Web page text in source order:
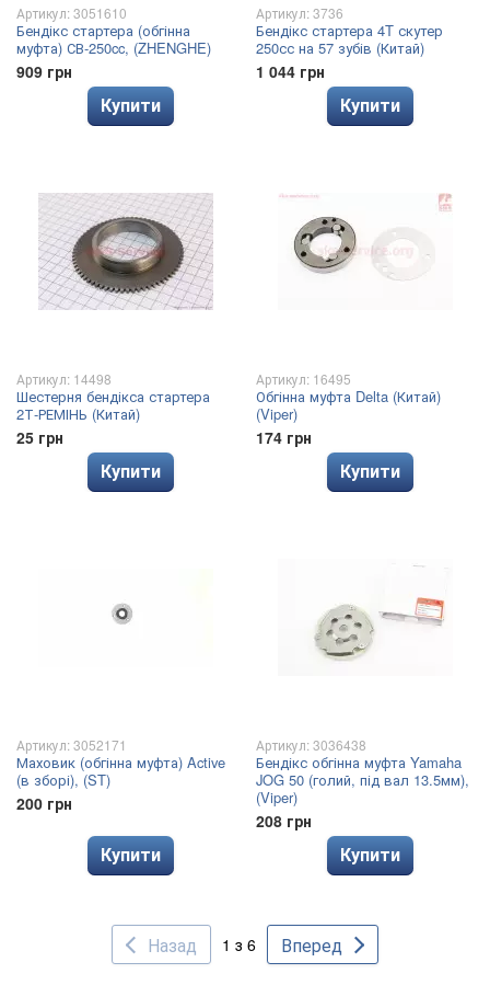
Артикул: 3051610
Бендікс стартера (обгінна
муфта) СВ-250cc, (ZHENGHE)
909 грн
Купити
Артикул: 3736
Бендікс стартера 4T скутер
250сс на 57 зубів (Китай)
1 044 грн
Купити
Артикул: 14498
Шестерня бендікса стартера
2Т-РЕМІНЬ (Китай)
25 грн
Купити
Артикул: 16495
Обгінна муфта Delta (Китай)
(Viper)
174 грн
Купити
Артикул: 3052171
Маховик (обгінна муфта) Active
(в зборі), (ST)
200 грн
Купити
Артикул: 3036438
Бендікс обгінна муфта Yamaha
JOG 50 (голий, під вал 13.5мм),
(Viper)
208 грн
Купити
Назад 1 з 6 Вперед